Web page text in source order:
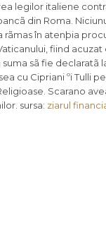
legilor italiene
din Roma.
în atenþia
fiind
sã fie
cu Cipriani ºi Tulli
Scarano
sursa: ziarul